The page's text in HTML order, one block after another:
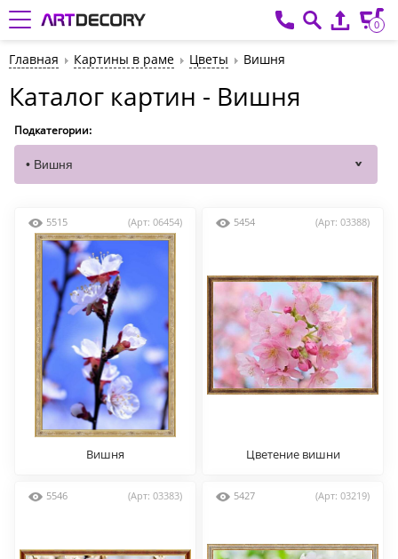
0
Главная Картины в раме Цветы Вишня
Каталог картин - Вишня
Подкатегории:
5515 (Арт: 06454)
Вишня
5454 (Арт: 03388)
Цветение вишни
5546 (Арт: 03383) 5427 (Арт: 03219)